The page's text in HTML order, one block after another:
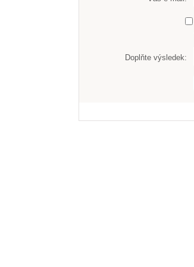
Doplňte výsledek: